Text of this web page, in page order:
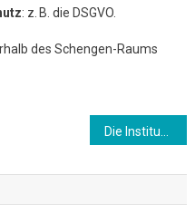
: z. B. die DSGVO.
des Schengen-Raums